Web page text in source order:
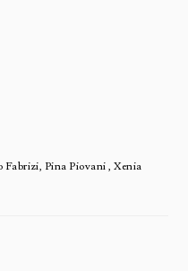
Pina Piovani , Xenia